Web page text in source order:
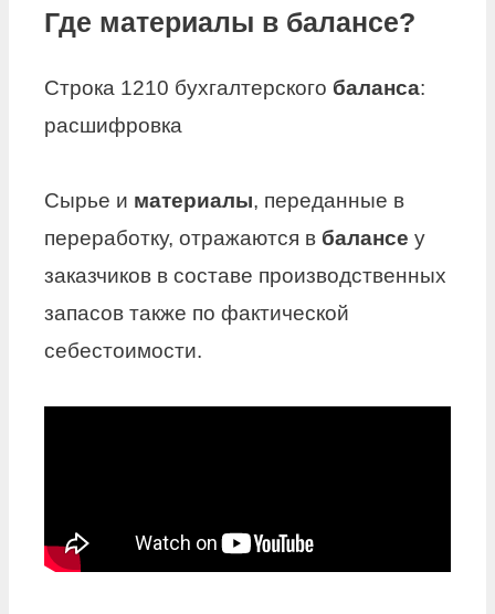
Где материалы в балансе?
Строка 1210 бухгалтерского баланса:
расшифровка
Сырье и материалы, переданные в
переработку, отражаются в балансе у
заказчиков в составе производственных
запасов также по фактической
себестоимости.